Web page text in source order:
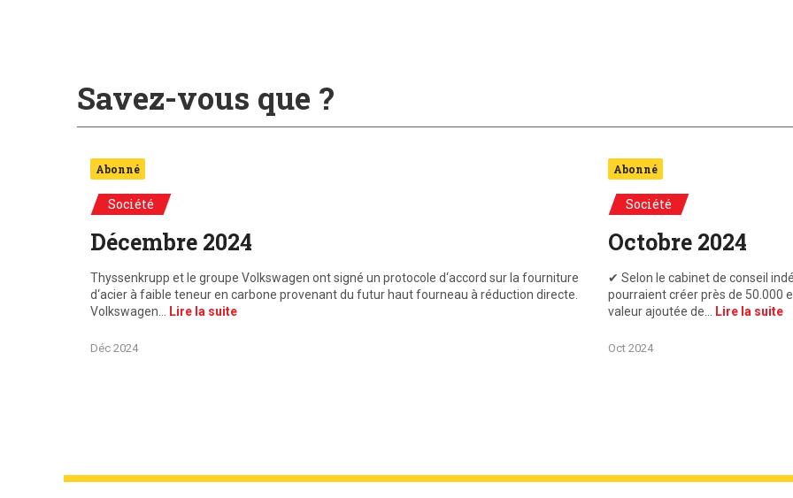
Savez-vous que ?
Abonné
Société
Décembre 2024
Thyssenkrupp et le groupe Volkswagen ont signé un protocole d‘accord sur la fourniture
d‘acier à faible teneur en carbone provenant du futur haut fourneau à réduction directe.
Volkswagen…
Lire la suite
Déc 2024
Abonné
Société
Octobre 2024
✔ Selon le cabinet de conseil
pourraient créer près de 50.000
valeur ajoutée de…
Lire la suite
Oct 2024